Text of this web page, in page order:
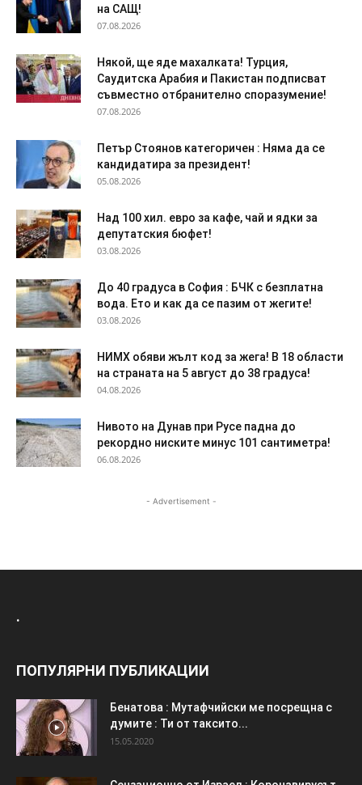
на САЩ!
07.08.2026
Някой, ще яде махалката! Турция,
Саудитска Арабия и Пакистан подписват
съвместно отбранително споразумение!
07.08.2026
Петър Стоянов категоричен : Няма да се
кандидатира за президент!
05.08.2026
Над 100 хил. евро за кафе, чай и ядки за
депутатския бюфет!
03.08.2026
До 40 градуса в София : БЧК с безплатна
вода. Ето и как да се пазим от жегите!
03.08.2026
НИМХ обяви жълт код за жега! В 18 области
на страната на 5 август до 38 градуса!
04.08.2026
Нивото на Дунав при Русе падна до
рекордно ниските минус 101 сантиметра!
06.08.2026
- Advertisement -
.
ПОПУЛЯРНИ ПУБЛИКАЦИИ
Бенатова : Мутафчийски ме посрещна с
думите : Ти от таксито...
15.05.2020